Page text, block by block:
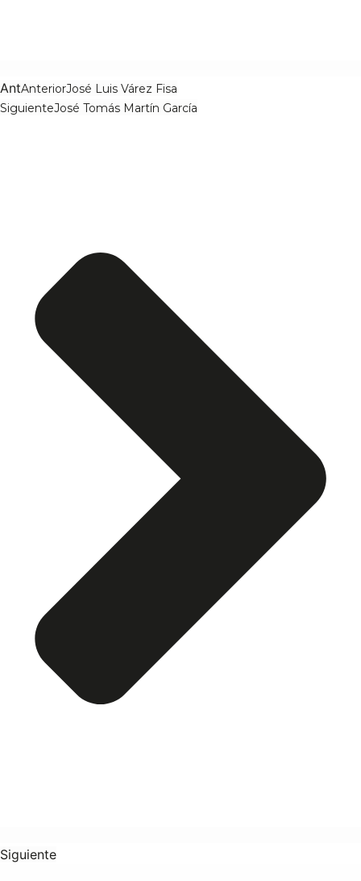
AntAnteriorJosé Luis Várez Fisa
SiguienteJosé Tomás Martín García
Siguiente